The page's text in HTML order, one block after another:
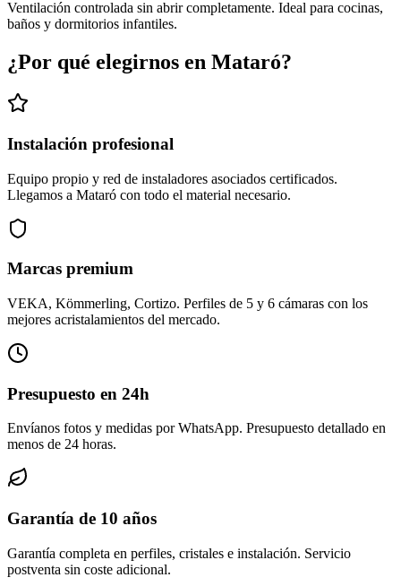
Ventilación controlada sin abrir completamente. Ideal para cocinas,
baños y dormitorios infantiles.
¿Por qué elegirnos en Mataró?
Instalación profesional
Equipo propio y red de instaladores asociados certificados.
Llegamos a Mataró con todo el material necesario.
Marcas premium
VEKA, Kömmerling, Cortizo. Perfiles de 5 y 6 cámaras con los
mejores acristalamientos del mercado.
Presupuesto en 24h
Envíanos fotos y medidas por WhatsApp. Presupuesto detallado en
menos de 24 horas.
Garantía de 10 años
Garantía completa en perfiles, cristales e instalación. Servicio
postventa sin coste adicional.